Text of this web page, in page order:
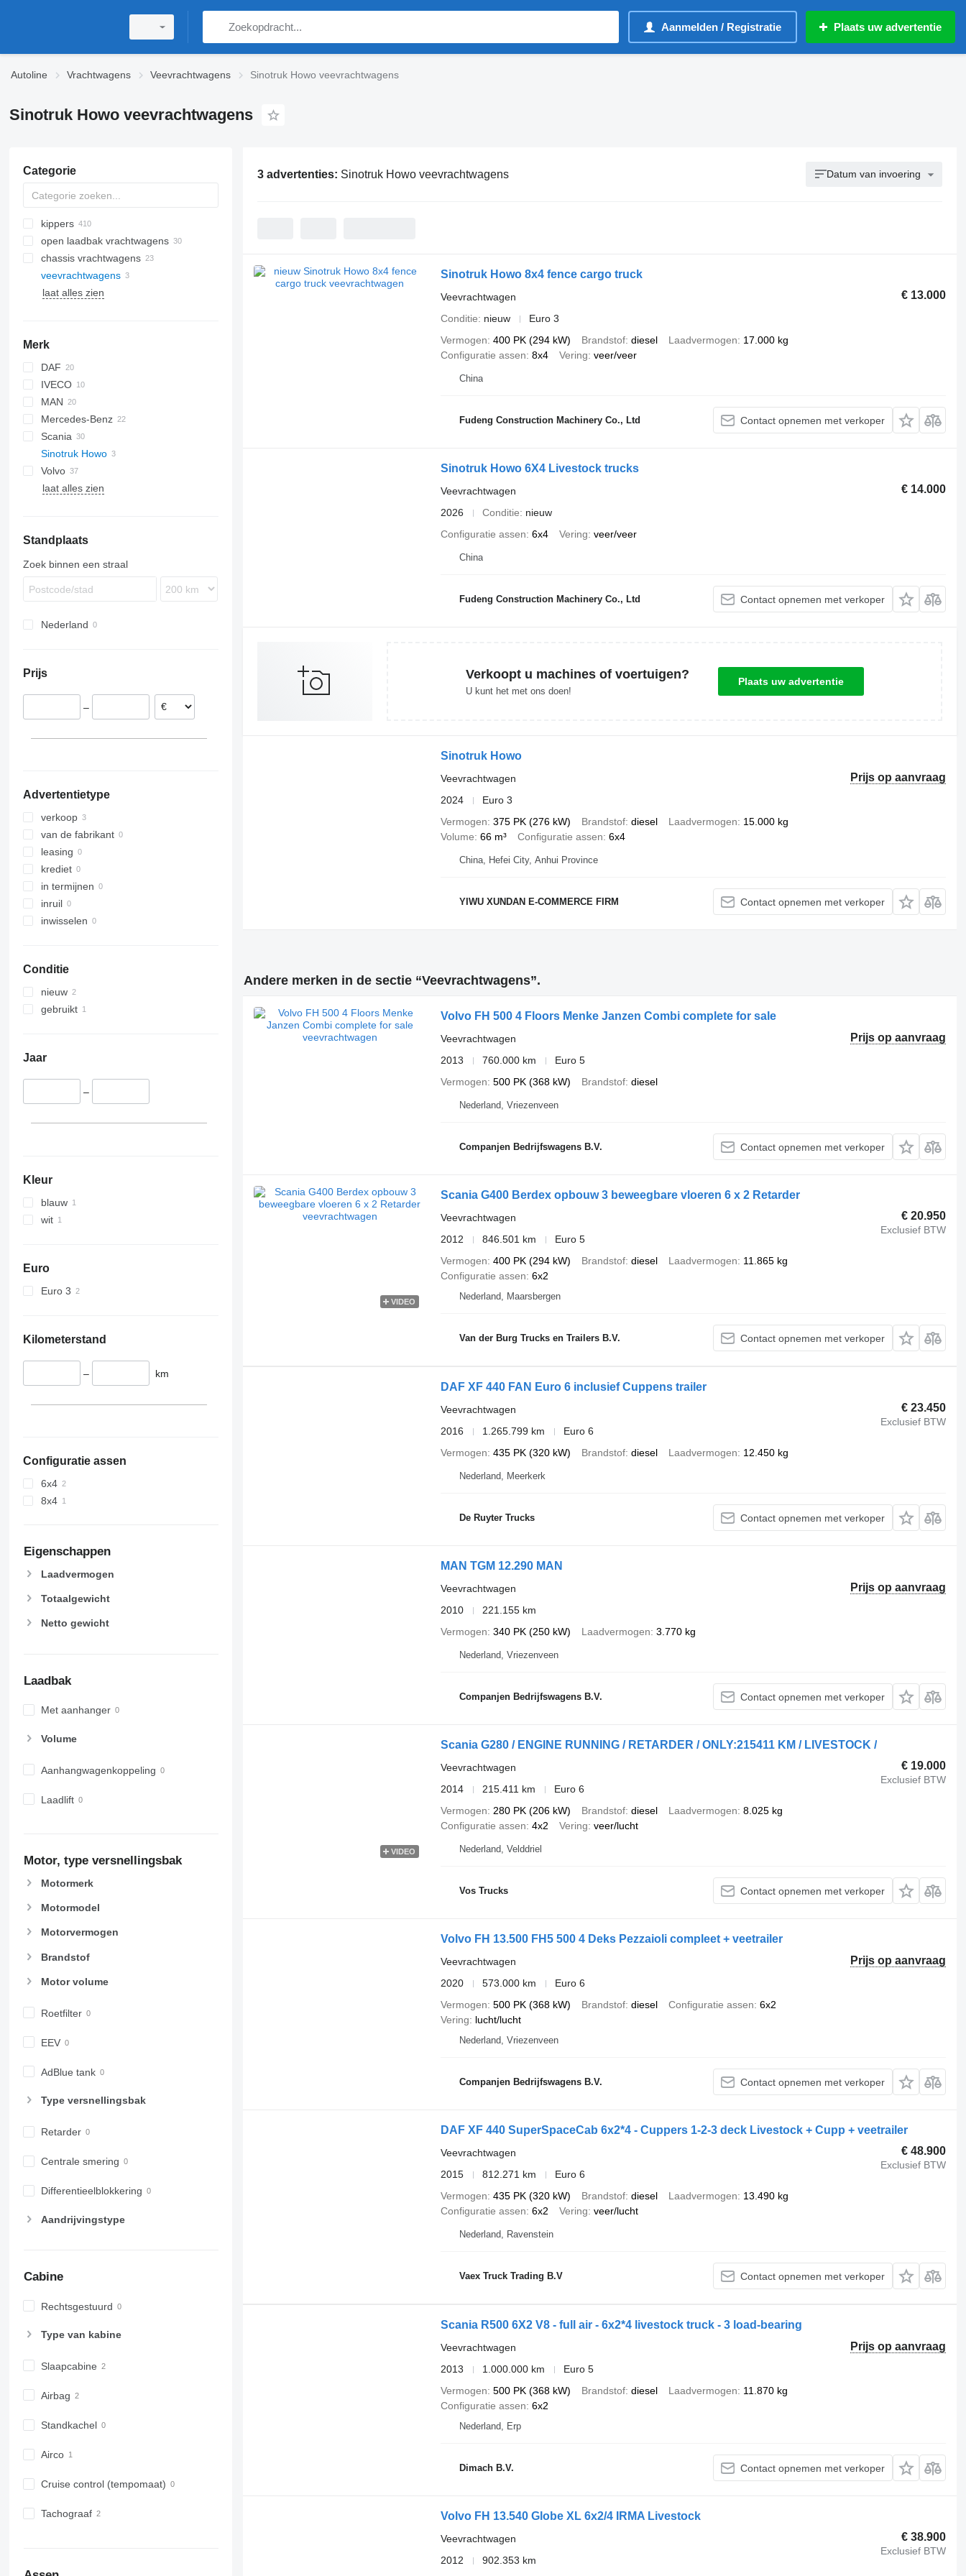
Aanmelden / Registratie Plaats uw advertentie
Autoline Vrachtwagens Veevrachtwagens Sinotruk Howo veevrachtwagens
Sinotruk Howo veevrachtwagens
Categorie
kippers
open laadbak vrachtwagens
chassis vrachtwagens
veevrachtwagens
laat alles zien
Merk
DAF
CF
LF
XF
IVECO
Daily
EuroCargo
MAN
LE
NL series
TGA
TGL
TGM
Mercedes-Benz
Actros
Antos
Atego
Axor
Canter
T-series
Scania
G-series
LB
P-series
Sinotruk Howo
Volvo
FH
FMX
laat alles zien
Standplaats
Zoek binnen een straal
Nederland
Prijs
–
Advertentietype
verkoop
van de fabrikant
leasing
krediet
in termijnen
inruil
inwisselen
Conditie
nieuw
gebruikt
Jaar
–
Kleur
blauw
wit
Euro
Euro 3
Kilometerstand
– km
Configuratie assen
6x4
8x4
Eigenschappen
Laadvermogen
Totaalgewicht
Netto gewicht
Laadbak
Met aanhanger
Volume
Aanhangwagenkoppeling
Laadlift
Motor, type versnellingsbak
Motormerk
Motormodel
Motorvermogen
Brandstof
Motor volume
Roetfilter
EEV
AdBlue tank
Type versnellingsbak
Retarder
Centrale smering
Differentieelblokkering
Aandrijvingstype
Cabine
Rechtsgestuurd
Type van kabine
Slaapcabine
Airbag
Standkachel
Airco
Cruise control (tempomaat)
Tachograaf
3 advertenties: Sinotruk Howo veevrachtwagens Datum van invoering
Sinotruk Howo 8x4 fence cargo truck
€ 13.000
Veevrachtwagen
Conditie
nieuw
Euro 3
Vermogen 400 PK (294 kW) Brandstof diesel Laadvermogen
17.000 kg
Configuratie assen 8x4 Vering veer/veer
China
Fudeng Construction Machinery Co., Ltd Contact opnemen met verkoper
Sinotruk Howo 6X4 Livestock trucks
€ 14.000
Veevrachtwagen
2026
Conditie
nieuw
Configuratie assen 6x4 Vering veer/veer
China
Fudeng Construction Machinery Co., Ltd Contact opnemen met verkoper
Verkoopt u machines of voertuigen?
U kunt het met ons doen!
Plaats uw advertentie
Sinotruk Howo
Prijs op aanvraag
Veevrachtwagen
2024
Euro 3
Vermogen 375 PK (276 kW) Brandstof diesel Laadvermogen
15.000 kg
Volume 66 m³ Configuratie assen 6x4
China, Hefei City, Anhui Province
YIWU XUNDAN E-COMMERCE FIRM Contact opnemen met verkoper
Andere merken in de sectie “Veevrachtwagens”.
Volvo FH 500 4 Floors Menke Janzen Combi complete for sale
Prijs op aanvraag
Veevrachtwagen
2013
760.000 km
Euro 5
Vermogen 500 PK (368 kW) Brandstof diesel
Nederland, Vriezenveen
Companjen Bedrijfswagens B.V. Contact opnemen met verkoper
VIDEO
Scania G400 Berdex opbouw 3 beweegbare vloeren 6 x 2 Retarder
€ 20.950
Exclusief BTW
Veevrachtwagen
2012
846.501 km
Euro 5
Vermogen 400 PK (294 kW) Brandstof diesel Laadvermogen
11.865 kg
Configuratie assen 6x2
Nederland, Maarsbergen
Van der Burg Trucks en Trailers B.V. Contact opnemen met verkoper
DAF XF 440 FAN Euro 6 inclusief Cuppens trailer
€ 23.450
Exclusief BTW
Veevrachtwagen
2016
1.265.799 km
Euro 6
Vermogen 435 PK (320 kW) Brandstof diesel Laadvermogen 12.450 kg
Nederland, Meerkerk
De Ruyter Trucks Contact opnemen met verkoper
MAN TGM 12.290 MAN
Prijs op aanvraag
Veevrachtwagen
2010
221.155 km
Vermogen 340 PK (250 kW) Laadvermogen 3.770 kg
Nederland, Vriezenveen
Companjen Bedrijfswagens B.V. Contact opnemen met verkoper
VIDEO
Scania G280 / ENGINE RUNNING / RETARDER / ONLY:215411 KM / LIVESTOCK /
€ 19.000
Exclusief BTW
Veevrachtwagen
2014
215.411 km
Euro 6
Vermogen
280 PK (206 kW) Brandstof diesel Laadvermogen 8.025 kg
Configuratie assen 4x2 Vering veer/lucht
Nederland, Velddriel
Vos Trucks Contact opnemen met verkoper
Volvo FH 13.500 FH5 500 4 Deks Pezzaioli compleet + veetrailer
Prijs op aanvraag
Veevrachtwagen
2020
573.000 km
Euro 6
Vermogen 500 PK (368 kW) Brandstof diesel Configuratie assen 6x2
Vering
lucht/lucht
Nederland, Vriezenveen
Companjen Bedrijfswagens B.V. Contact opnemen met verkoper
DAF XF 440 SuperSpaceCab 6x2*4 - Cuppers 1-2-3 deck Livestock + Cupp + veetrailer
€ 48.900
Exclusief BTW
Veevrachtwagen
2015
812.271 km
Euro 6
Vermogen 435 PK (320 kW) Brandstof diesel Laadvermogen
13.490 kg
Configuratie assen 6x2 Vering veer/lucht
Nederland, Ravenstein
Vaex Truck Trading B.V Contact opnemen met verkoper
Scania R500 6X2 V8 - full air - 6x2*4 livestock truck - 3 load-bearing
Prijs op aanvraag
Veevrachtwagen
2013
1.000.000 km
Euro 5
Vermogen 500 PK (368 kW) Brandstof diesel Laadvermogen
11.870 kg
Configuratie assen 6x2
Nederland, Erp
Dimach B.V. Contact opnemen met verkoper
Volvo FH 13.540 Globe XL 6x2/4 IRMA Livestock
€ 38.900
Exclusief BTW
Veevrachtwagen
2012
902.353 km